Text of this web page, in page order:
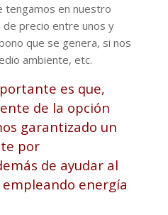
tengamos en nuestro
precio entre unos y
que se genera, si nos
ambiente, etc.
es que,
de la opción
garantizado un
por
de ayudar al
energía